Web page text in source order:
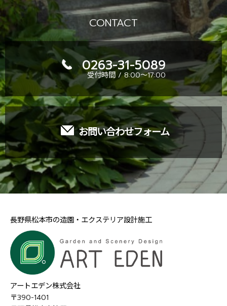
CONTACT
0263-31-5089
受付時間 / 8:00～17:00
お問い合わせフォーム
長野県松本市の造園・エクステリア設計施工
アートエデン株式会社
〒390-1401